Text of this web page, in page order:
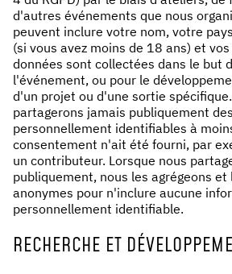
d'autres événements que nous
peuvent inclure votre nom, votre
(si vous avez moins de 18 ans) et
données sont collectées dans le but
l'événement, ou pour le
d'un projet ou d'une sortie
partagerons jamais publiquement
personnellement identifiables à
consentement n'ait été fourni, par
un contributeur. Lorsque nous
publiquement, nous les agrégeons et
anonymes pour n'inclure aucune
personnellement identifiable.
RECHERCHE ET